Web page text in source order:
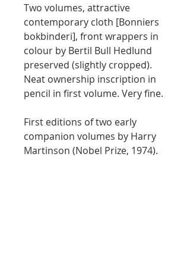
Two volumes, attractive
contemporary cloth [Bonniers
bokbinderi], front wrappers in
colour by Bertil Bull Hedlund
preserved (slightly cropped).
Neat ownership inscription in
pencil in first volume. Very fine.
First editions of two early
companion volumes by Harry
Martinson (Nobel Prize, 1974).